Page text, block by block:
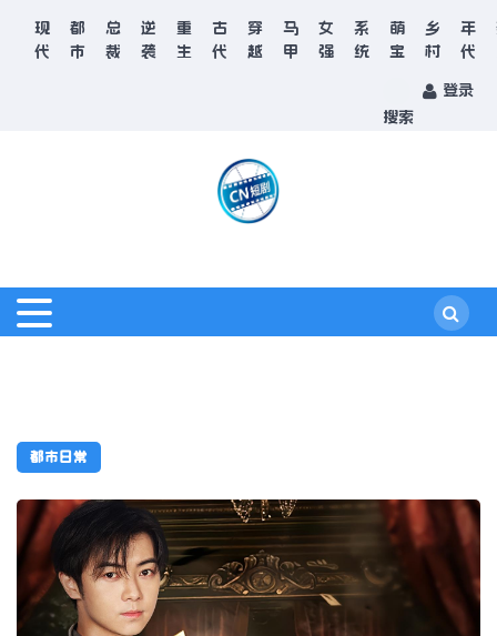
现
代
都
市
总
裁
逆
袭
重
生
古
代
穿
越
马
甲
女
强
系
统
萌
宝
乡
村
年
代
搜索
登录
都市日常